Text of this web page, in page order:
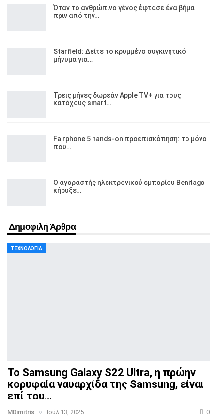
Όταν το ανθρώπινο γένος έφτασε ένα βήμα
πριν από την…
Starfield: Δείτε το κρυμμένο συγκινητικό
μήνυμα για…
Τρεις μήνες δωρεάν Apple TV+ για τους
κατόχους smart…
Fairphone 5 hands-on προεπισκόπηση: το μόνο
που…
Ο αγοραστής ηλεκτρονικού εμπορίου Benitago
κήρυξε…
Δημοφιλή Άρθρα
ΤΕΧΝΟΛΟΓΊΑ
Το Samsung Galaxy S22 Ultra, η πρώην
κορυφαία ναυαρχίδατης Samsung, είναι
επί του…
MDimitris Ιούλ 13, 2025 0